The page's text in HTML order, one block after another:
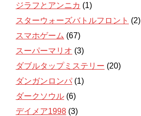
ジラフとアンニカ (1)
スターウォーズバトルフロント (2)
スマホゲーム (67)
スーパーマリオ (3)
ダブルタップミステリー (20)
ダンガンロンパ (1)
ダークソウル (6)
デイメア1998 (3)